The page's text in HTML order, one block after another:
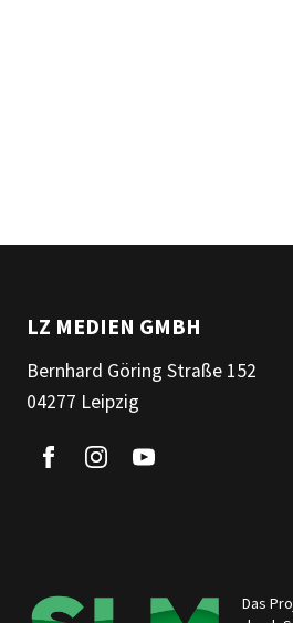
LZ MEDIEN GMBH
Bernhard Göring Straße 152
04277 Leipzig
Das